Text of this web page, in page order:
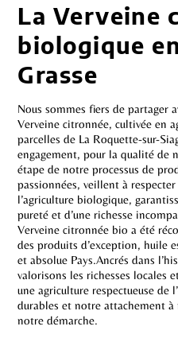
La Verveine
biologique
Grasse
Nous sommes fiers de partager
Verveine citronnée, cultivée en
parcelles de La Roquette-sur-
engagement, pour la qualité de
étape de notre processus de
passionnées, veillent à
l’agriculture biologique,
pureté et d’une richesse
Verveine citronnée bio a été
des produits d’exception, huile
et absolue Pays.Ancrés dans
valorisons les richesses locales
une agriculture respectueuse de
durables et notre attachement
notre démarche.